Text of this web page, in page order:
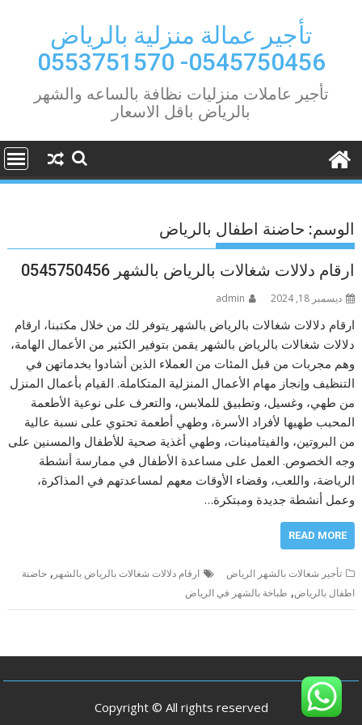
تأجير عمالة منزلية بالرياض
0545750456- 0553751570
تأجير عاملات منزليات نظافة بالساعه والشهر
بالرياض باقل الاسعار
الوسم: حاضنة اطفال بالرياض
ارقام دلالات شغالات بالرياض بالشهر 0545750456
ديسمبر 18, 2024 admin
ارقام دلالات شغالات بالرياض بالشهر يتوفر لك من خلال مكتبنا، ارقام
دلالات شغالات بالرياض بالشهر يقمن بتوفير الكثير من الأعمال الهامة،
وهم مجربات من قبل المئات من العملاء الذين أشادوا بخدماتهن في
التنظيف وإنجاز مهام الأعمال المنزلية المتكاملة. القيام بأعمال المنزل
من طهي، وغسيل، وتطبيق للملابس، والتعرف على نوعية الأطعمة
المحبب طهيها لأفراد الأسرة، وطهي أطعمة تحتوي على نسبة عالية
من البروتين، والفيتامينات، وطهي أغذية صحية للأطفال والمسنين على
وجه الخصوص. العمل على مساعدة الأطفال في ممارسة أنشطة
الرياضة، واللعب، وقضاء الأوقات معهم لمساعدتهم في المذاكرة،
وعمل أنشطة جديدة ومبتكرة…
READ MORE
تأجير شغالات بالشهر الرياض ارقام دلالات شغالات بالرياض بالشهر ,حاضنة
اطفال بالرياض, طباخة بالشهر في الرياض
Copyright © All rights reserved